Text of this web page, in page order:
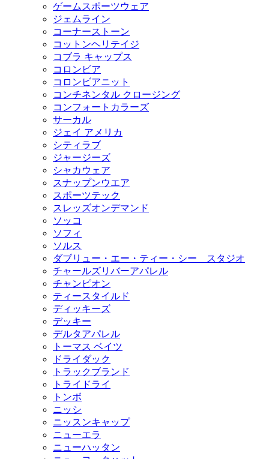
ゲームスポーツウェア
ジェムライン
コーナーストーン
コットンヘリテイジ
コブラ キャップス
コロンビア
コロンビアニット
コンチネンタル クロージング
コンフォートカラーズ
サーカル
ジェイ アメリカ
シティラブ
ジャージーズ
シャカウェア
スナップンウエア
スポーツテック
スレッズオンデマンド
ソッコ
ソフィ
ソルス
ダブリュー・エー・ティー・シー スタジオ
チャールズリバーアパレル
チャンピオン
ティースタイルド
ディッキーズ
デッキー
デルタアパレル
トーマス ベイツ
ドライダック
トラックブランド
トライドライ
トンボ
ニッシ
ニッスンキャップ
ニューエラ
ニューハッタン